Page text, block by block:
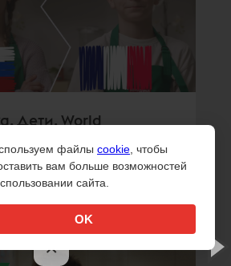
×
Дети. World
Sorry,Guys.Media создали
в котором дети из разных
национальные блюда
файлы cookie , чтобы
вам больше возможностей
сайта.
OK